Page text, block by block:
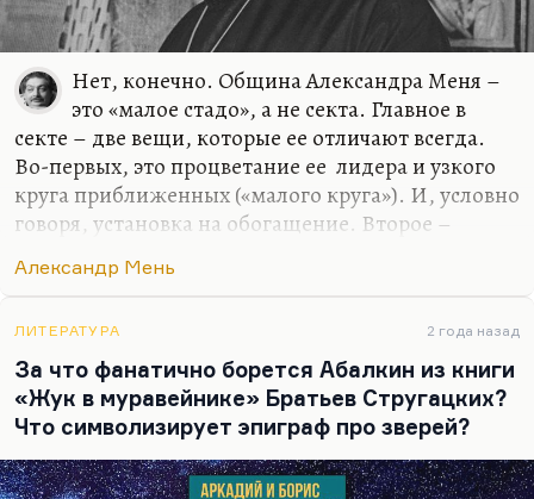
Нет, конечно. Община Александра Меня –
это «малое стадо», а не секта. Главное в
секте – две вещи, которые ее отличают всегда.
Во-первых, это процветание ее лидера и узкого
круга приближенных («малого круга»). И, условно
говоря, установка на обогащение. Второе –
лежит во зле, и только мы спасемся.
Даже в христианстве нет уверенности, что мы
сделаем все для этого, но совершенно не факт,
что мы достойны. Мы постараемся, чтобы соль не
перестала быть соленой, чтобы ее не выбросили
на попрание людям. Секта всегда отличается
фанатической уверенностью, а вовсе не
Александр Мень
ЛИТЕРАТУРА 2 года назад
За что фанатично борется Абалкин из книги
«Жук в муравейнике» Братьев Стругацких?
Что символизирует эпиграф про зверей?